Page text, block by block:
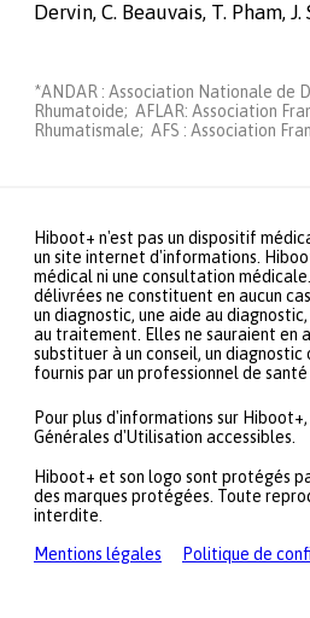
Dervin, C. Beauvais, T. Pham, J.
*ANDAR : Association Nationale de
Rhumatoide; AFLAR: Association
Rhumatismale; AFS : Association
Hiboot+ n'est pas un dispositif
un site internet d'informations.
médical ni une consultation
délivrées ne constituent en aucun
un diagnostic, une aide au
au traitement. Elles ne sauraient en
substituer à un conseil, un diagnostic
fournis par un professionnel de
Pour plus d'informations sur
Générales d'Utilisation accessibles.
Hiboot+ et son logo sont protégés
des marques protégées. Toute
interdite.
Mentions légales
Politique de